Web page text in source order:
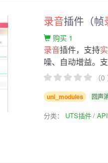
录音插件（帧
购买 1
录音插件，支持
噪、自动增益。
（
uni_modules 回声
分类： UTS插件